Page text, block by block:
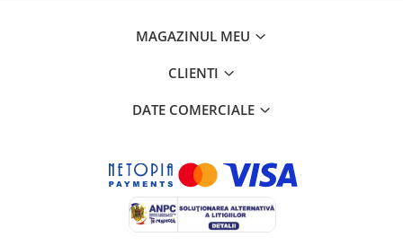
MAGAZINUL MEU
CLIENTI
DATE COMERCIALE